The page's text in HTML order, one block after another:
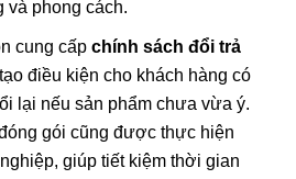
và phong cách.
cung cấp chính sách đổi trả
điều kiện cho khách hàng có
lại nếu sản phẩm chưa vừa ý.
gói cũng được thực hiện
giúp tiết kiệm thời gian